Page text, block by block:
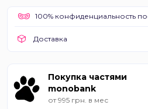
100% конфиденциальность
Доставка
Покупка частями
monobank
от 995 грн. в мес